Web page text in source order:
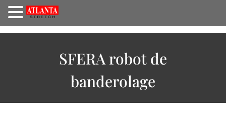
SFERA robot de
banderolage